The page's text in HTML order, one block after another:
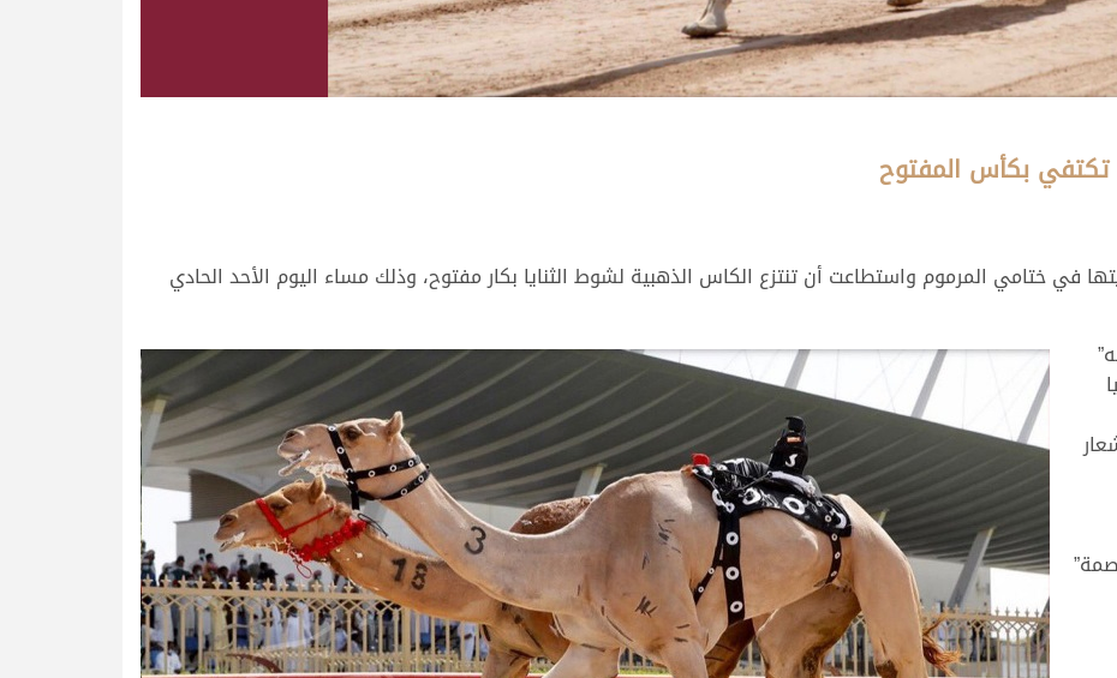
تكتفي بكأس المفتوح
في ختامي المرموم واستطاعت أن تنتزع الكاس الذهبية لشوط الثنايا بكار مفتوح، وذلك مساء اليوم الأحد الحادي